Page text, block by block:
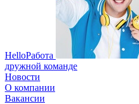
HelloРабота
дружной команде
Новости
О компании
Вакансии